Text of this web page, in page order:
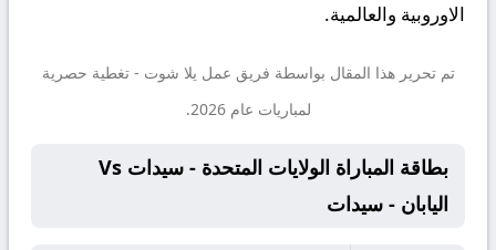
الاوروبية والعالمية.
تم تحرير هذا المقال بواسطة فريق عمل يلا شوت - تغطية حصرية
لمباريات عام 2026.
بطاقة المباراة الولايات المتحدة - سيدات Vs
اليابان - سيدات